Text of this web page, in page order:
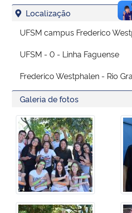
Localização
UFSM campus Frederico
UFSM - 0 - Linha Faguense
Frederico Westphalen - Rio
Galeria de fotos